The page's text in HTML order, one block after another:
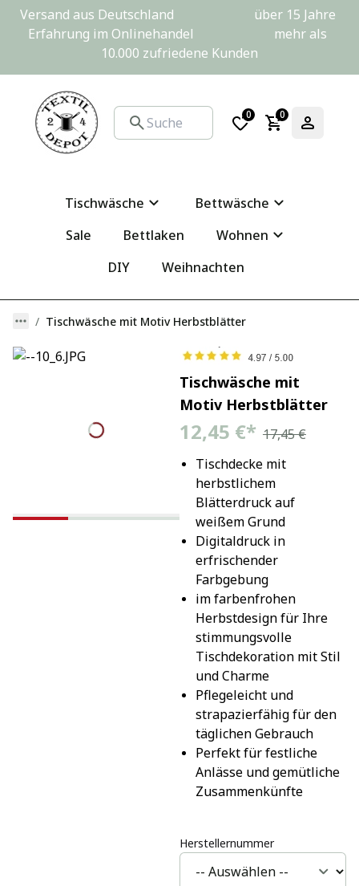
Versand aus Deutschland                         über 15 Jahre
Erfahrung im Onlinehandel                         mehr als
10.000 zufriedene Kunden
0 0
Tischwäsche
Bettwäsche
Sale
Bettlaken
Wohnen
DIY
Weihnachten
Tischwäsche mit Motiv Herbstblätter
Tischwäsche mit
Motiv Herbstblätter
12,45 €* 17,45 €
Tischdecke mit
herbstlichem
Blätterdruck auf
weißem Grund
Digitaldruck in
erfrischender
Farbgebung
im farbenfrohen
Herbstdesign für Ihre
stimmungsvolle
Tischdekoration mit Stil
und Charme
Pflegeleicht und
strapazierfähig für den
täglichen Gebrauch
Perfekt für festliche
Anlässe und gemütliche
Zusammenkünfte
Herstellernummer